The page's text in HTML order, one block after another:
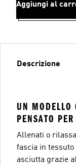
Aggiungi al
Descrizione
UN MODELLO
PENSATO
Allenati o
fascia in
asciutta grazie